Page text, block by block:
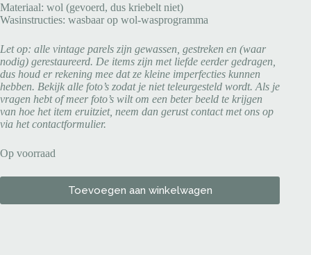
Materiaal: wol (gevoerd, dus kriebelt niet)
Wasinstructies: wasbaar op wol-wasprogramma
Let op: alle vintage parels zijn gewassen, gestreken en (waar
nodig) gerestaureerd. De items zijn met liefde eerder gedragen,
dus houd er rekening mee dat ze kleine imperfecties kunnen
hebben. Bekijk alle foto’s zodat je niet teleurgesteld wordt. Als je
vragen hebt of meer foto’s wilt om een beter beeld te krijgen
van hoe het item eruitziet, neem dan gerust contact met ons op
via het contactformulier.
Op voorraad
Toevoegen aan winkelwagen